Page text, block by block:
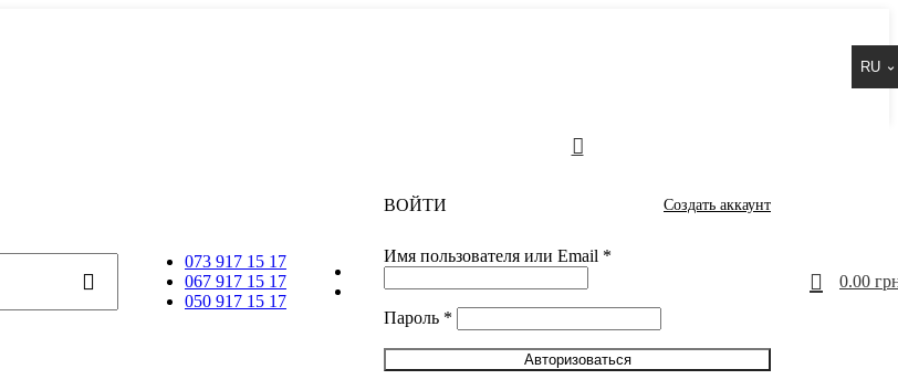
RU
073 917 15 17
067 917 15 17
050 917 15 17
ВОЙТИ Создать аккаунт
Имя пользователя или Email *
Пароль *
Авторизоваться
0.00